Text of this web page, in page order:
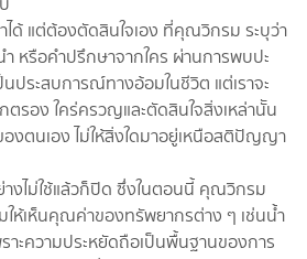
ด้ แต่ต้องตัดสินใจเอง ที่คุณวิกรม ระบุว่า
ำ หรือคำปรึกษาจากใคร ผ่านการพบปะ
ประสบการณ์ทางอ้อมในชีวิต แต่เราจะ
รอง ใคร่ครวญและตัดสินใจสิ่งเหล่านััน
ตนเอง ไม่ให้สิ่งใดมาอยู่เหนือสติปัญญา
งไม่ใช้แล้วก็ปิด ซึ่งในตอนนี้ คุณวิกรม
ให้เห็นคุณค่าของทรัพยากรต่าง ๆ เช่นน้ำ
าะความประหยัดถือเป็นพื้นฐานของการ